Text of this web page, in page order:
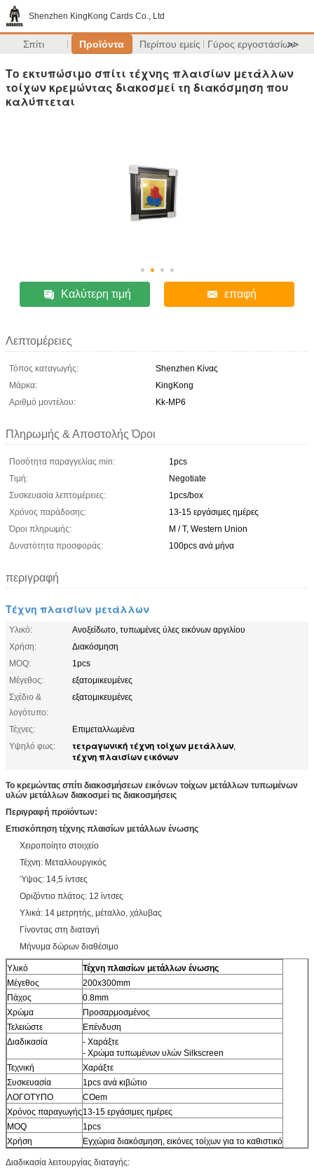
Shenzhen KingKong Cards Co., Ltd
Σπίτι Προϊόντα Περίπου εμείς Γύρος εργοστασίων
>>
Το εκτυπώσιμο σπίτι τέχνης πλαισίων μετάλλων
τοίχων κρεμώντας διακοσμεί τη διακόσμηση που
καλύπτεται
Καλύτερη τιμή επαφή
Λεπτομέρειες
Τόπος καταγωγής:
Shenzhen Κίνας
Μάρκα:
KingKong
Αριθμό μοντέλου:
Kk-MP6
Πληρωμής & Αποστολής Όροι
Ποσότητα παραγγελίας min:
1pcs
Τιμή:
Negotiate
Συσκευασία λεπτομέρειες:
1pcs/box
Χρόνος παράδοσης:
13-15 εργάσιμες ημέρες
Όροι πληρωμής:
Μ / Τ, Western Union
Δυνατότητα προσφοράς:
100pcs ανά μήνα
περιγραφή
Τέχνη πλαισίων μετάλλων
Υλικό:
Ανοξείδωτο, τυπωμένες ύλες εικόνων αργιλίου
Χρήση:
Διακόσμηση
MOQ:
1pcs
Μέγεθος:
εξατομικευμένες
Σχέδιο &
λογότυπο:
εξατομικευμένες
Τέχνες:
Επιμεταλλωμένα
Υψηλό φως:
τετραγωνική τέχνη τοίχων μετάλλων,
τέχνη πλαισίων εικόνων
Το κρεμώντας σπίτι διακοσμήσεων εικόνων τοίχων μετάλλων τυπωμένων
υλών μετάλλων διακοσμεί τις διακοσμήσεις
Περιγραφή προϊόντων:
Επισκόπηση τέχνης πλαισίων μετάλλων ένωσης
Χειροποίητο στοιχείο
Τέχνη: Μεταλλουργικός
Ύψος: 14,5 ίντσες
Οριζόντιο πλάτος: 12 ίντσες
Υλικά: 14 μετρητής, μέταλλο, χάλυβας
Γίνοντας στη διαταγή
Μήνυμα δώρων διαθέσιμο
Υλικό
Τέχνη πλαισίων μετάλλων ένωσης
Μέγεθος
200x300mm
Πάχος
0.8mm
Χρώμα
Προσαρμοσμένος
Τελειώστε
Επένδυση
Διαδικασία
- Χαράξτε
- Χρώμα τυπωμένων υλών Silkscreen
Τεχνική
Χαράξτε
Συσκευασία
1pcs ανά κιβώτιο
ΛΟΓΟΤΥΠΟ
COem
Χρόνος παραγωγής 13-15 εργάσιμες ημέρες
MOQ
1pcs
Χρήση
Εγχώρια διακόσμηση, εικόνες τοίχων για το καθιστικό
Διαδικασία λειτουργίας διαταγής: